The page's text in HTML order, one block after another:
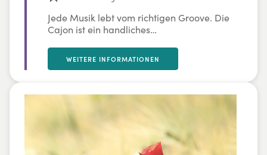
Jede Musik lebt vom richtigen Groove. Die
Cajon ist ein handliches
Klangspektrum. Daniel Jakobi führt auf
spielerische und kompetente Art und Weise
welche klanglichen Möglichkeiten eine
Cajon zu bieten hat. Darüber hinaus
werden kreative Wege vermittelt, das
eigene Rhythmusgefühl nachhaltig zu
WEITERE INFORMATIONEN